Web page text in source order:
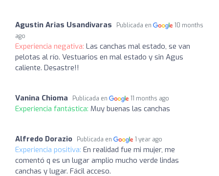
Agustin Arias Usandivaras Publicada en
10 months
ago
Experiencia negativa: Las canchas mal estado, se van
pelotas al río. Vestuarios en mal estado y sin Agus
caliente. Desastre!!
Vanina Chioma Publicada en 11 months ago
Experiencia fantástica: Muy buenas las canchas
Alfredo Dorazio Publicada en 1 year ago
Experiencia positiva: En realidad fue mi mujer, me
comentó q es un lugar amplio mucho verde lindas
canchas y lugar. Fácil acceso.